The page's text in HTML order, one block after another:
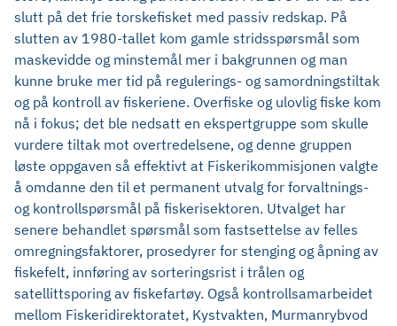
slutt på det frie torskefisket med passiv redskap. På
slutten av 1980-tallet kom gamle stridsspørsmål som
maskevidde og minstemål mer i bakgrunnen og man
kunne bruke mer tid på regulerings- og samordningstiltak
og på kontroll av fiskeriene. Overfiske og ulovlig fiske kom
nå i fokus; det ble nedsatt en ekspertgruppe som skulle
vurdere tiltak mot overtredelsene, og denne gruppen
løste oppgaven så effektivt at Fiskerikommisjonen valgte
å omdanne den til et permanent utvalg for forvaltnings-
og kontrollspørsmål på fiskerisektoren. Utvalget har
senere behandlet spørsmål som fastsettelse av felles
omregningsfaktorer, prosedyrer for stenging og åpning av
fiskefelt, innføring av sorteringsrist i trålen og
satellittsporing av fiskefartøy. Også kontrollsamarbeidet
mellom Fiskeridirektoratet, Kystvakten, Murmanrybvod